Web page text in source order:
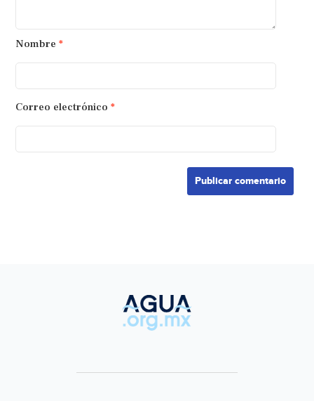
Nombre *
Correo electrónico *